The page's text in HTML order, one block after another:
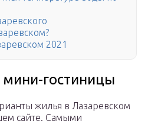
2021
гостиницы
жилья в Лазаревском
сайте. Самыми